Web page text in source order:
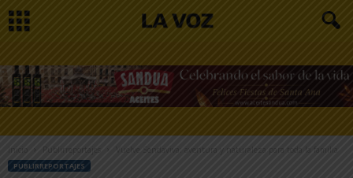
Inicio Publirreportajes Vuelve Sendaviva: aventura y naturaleza para toda la familia
PUBLIRREPORTAJES